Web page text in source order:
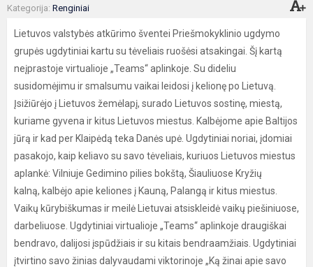
Kategorija: Renginiai
Lietuvos valstybės atkūrimo šventei Priešmokyklinio ugdymo
grupės ugdytiniai kartu su tėveliais ruošėsi atsakingai. Šį kartą
neįprastoje virtualioje „Teams“ aplinkoje. Su dideliu
susidomėjimu ir smalsumu vaikai leidosi į kelionę po Lietuvą.
Įsižiūrėjo į Lietuvos žemėlapį, surado Lietuvos sostinę, miestą,
kuriame gyvena ir kitus Lietuvos miestus. Kalbėjome apie Baltijos
jūrą ir kad per Klaipėdą teka Danės upė. Ugdytiniai noriai, įdomiai
pasakojo, kaip keliavo su savo tėveliais, kuriuos Lietuvos miestus
aplankė: Vilniuje Gedimino pilies bokštą, Šiauliuose Kryžių
kalną, kalbėjo apie keliones į Kauną, Palangą ir kitus miestus.
Vaikų kūrybiškumas ir meilė Lietuvai atsiskleidė vaikų piešiniuose,
darbeliuose. Ugdytiniai virtualioje „Teams“ aplinkoje draugiškai
bendravo, dalijosi įspūdžiais ir su kitais bendraamžiais. Ugdytiniai
įtvirtino savo žinias dalyvaudami viktorinoje „Ką žinai apie savo